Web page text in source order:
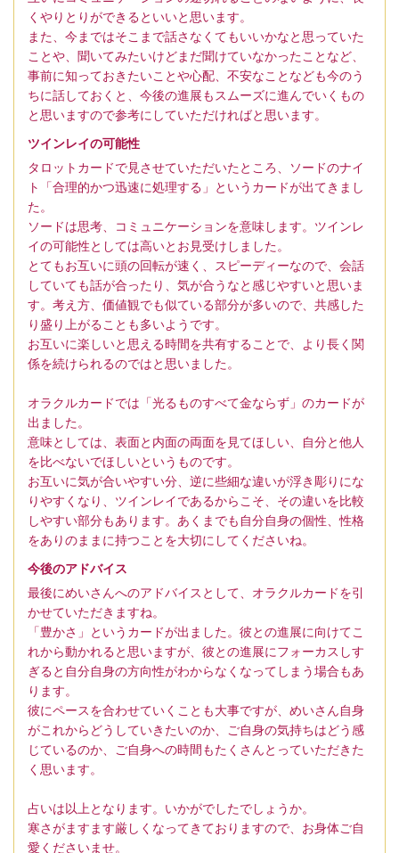
くやりとりができるといいと思います。
また、今まではそこまで話さなくてもいいかなと思っていた
ことや、聞いてみたいけどまだ聞けていなかったことなど、
事前に知っておきたいことや心配、不安なことなども今のう
ちに話しておくと、今後の進展もスムーズに進んでいくもの
と思いますので参考にしていただければと思います。
ツインレイの可能性
タロットカードで見させていただいたところ、ソードのナイ
ト「合理的かつ迅速に処理する」というカードが出てきまし
た。
ソードは思考、コミュニケーションを意味します。ツインレ
イの可能性としては高いとお見受けしました。
とてもお互いに頭の回転が速く、スピーディーなので、会話
していても話が合ったり、気が合うなと感じやすいと思いま
す。考え方、価値観でも似ている部分が多いので、共感した
り盛り上がることも多いようです。
お互いに楽しいと思える時間を共有することで、より長く関
係を続けられるのではと思いました。
オラクルカードでは「光るものすべて金ならず」のカードが
出ました。
意味としては、表面と内面の両面を見てほしい、自分と他人
を比べないでほしいというものです。
お互いに気が合いやすい分、逆に些細な違いが浮き彫りにな
りやすくなり、ツインレイであるからこそ、その違いを比較
しやすい部分もあります。あくまでも自分自身の個性、性格
をありのままに持つことを大切にしてくださいね。
今後のアドバイス
最後にめいさんへのアドバイスとして、オラクルカードを引
かせていただきますね。
「豊かさ」というカードが出ました。彼との進展に向けてこ
れから動かれると思いますが、彼との進展にフォーカスしす
ぎると自分自身の方向性がわからなくなってしまう場合もあ
ります。
彼にペースを合わせていくことも大事ですが、めいさん自身
がこれからどうしていきたいのか、ご自身の気持ちはどう感
じているのか、ご自身への時間もたくさんとっていただきた
く思います。
占いは以上となります。いかがでしたでしょうか。
寒さがますます厳しくなってきておりますので、お身体ご自
愛くださいませ。